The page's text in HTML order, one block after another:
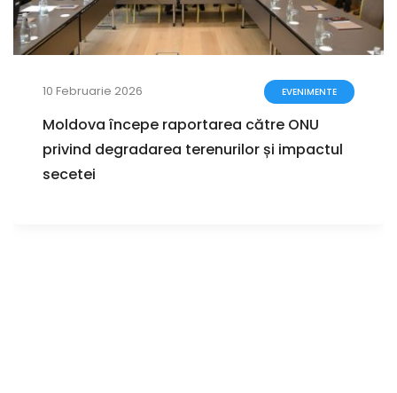
10 Februarie 2026 EVENIMENTE
Moldova începe raportarea către ONU
privind degradarea terenurilor și impactul
secetei